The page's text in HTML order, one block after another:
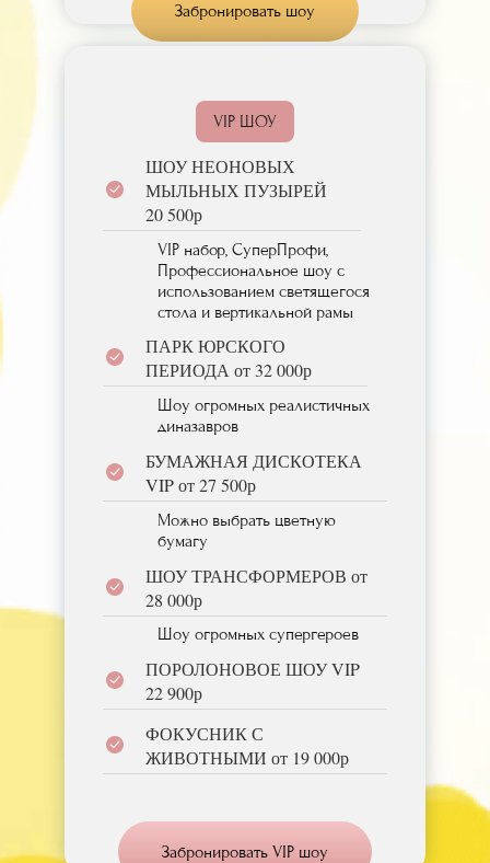
Забронировать шоу
VIP ШОУ
ШОУ НЕОНОВЫХ
МЫЛЬНЫХ ПУЗЫРЕЙ
20 500р
VIP набор, СуперПрофи,
Профессиональное шоу с
использованием светящегося
стола и вертикальной рамы
ПАРК ЮРСКОГО
ПЕРИОДА от 32 000р
Шоу огромных реалистичных
диназавров
БУМАЖНАЯ ДИСКОТЕКА
VIP от 27 500р
Можно выбрать цветную
бумагу
ШОУ ТРАНСФОРМЕРОВ от
28 000р
Шоу огромных супергероев
ПОРОЛОНОВОЕ ШОУ VIP
22 900р
ФОКУСНИК С
ЖИВОТНЫМИ от 19 000р
Забронировать VIP шоу